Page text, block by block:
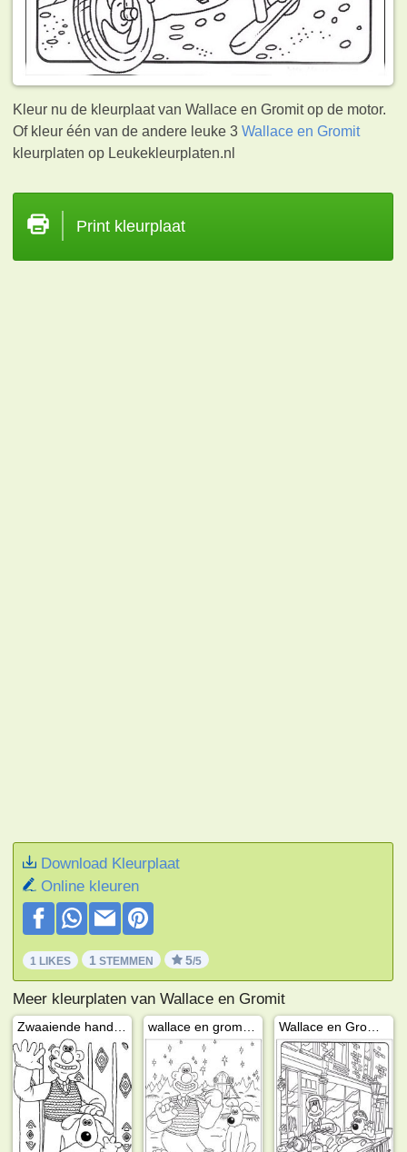
Kleur nu de kleurplaat van Wallace en Gromit op de motor.
Of kleur één van de andere leuke 3Wallace en Gromit
kleurplaten op Leukekleurplaten.nl
Print kleurplaat
Download Kleurplaat
Online kleuren
1 LIKES 1 STEMMEN 5/5
Meer kleurplaten van Wallace en Gromit